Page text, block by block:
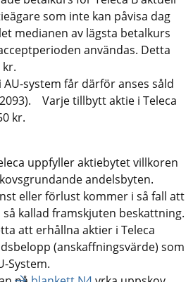
som inte kan påvisa dag
medianen av lägsta betalkurs
användas. Detta
system får därför anses såld
Varje tillbytt aktie i Teleca
kr.
uppfyller aktiebytet villkoren
andelsbyten.
eller förlust kommer i så fall att
kallad framskjuten beskattning.
att erhållna aktier i Teleca
(anskaffningsvärde) som
System.